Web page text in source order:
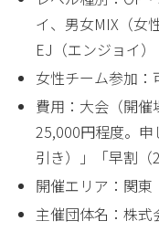
イ、男女MIX（女
EJ（エンジョイ）
女性チーム参加：
費用：大会（開
25,000円程度。
引き）」「早割（
開催エリア：関
主催団体名：株式